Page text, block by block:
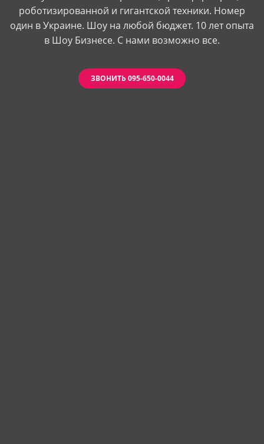
роботизированной и гигантской техники. Номер
один в Украине. Шоу на любой бюджет. 10 лет опыта
в Шоу Бизнесе. С нами возможно все.
ЗВОНИТЬ 095-650-0044